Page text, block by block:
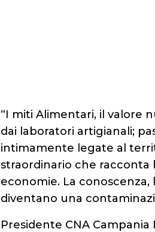
“I miti Alimentari, il valore
dai laboratori artigianali;
intimamente legate al
straordinario che racconta
economie. La
diventano una
Presidente CNA Campania